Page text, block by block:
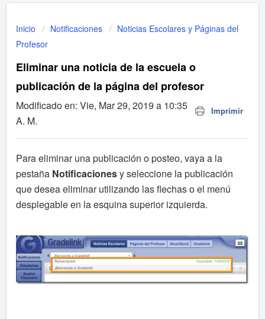
Inicio Notificaciones
Noticias Escolares y Páginas del
Profesor
Eliminar una noticia de la escuela o
publicación de la página del profesor
Imprimir
Modificado en: Vie, Mar 29, 2019 a 10:35
A. M.
Para eliminar una publicación o posteo, vaya a la
pestaña Notificacionesy seleccione la publicación
que desea eliminar utilizando las flechas o el menú
desplegable en la esquina superior izquierda.